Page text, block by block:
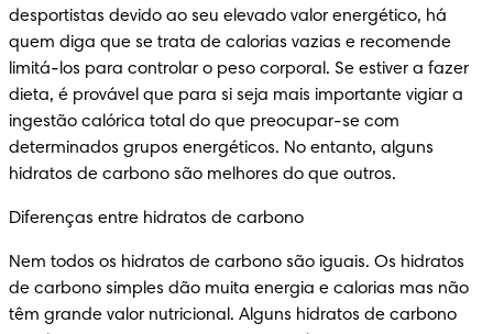
desportistas devido ao seu elevado valor energético, há
quem diga que se trata de calorias vazias e recomende
limitá-los para controlar o peso corporal. Se estiver a fazer
dieta, é provável que para si seja mais importante vigiar a
ingestão calórica total do que preocupar-se com
determinados grupos energéticos. No entanto, alguns
hidratos de carbono são melhores do que outros.
Diferenças entre hidratos de carbono
Nem todos os hidratos de carbono são iguais. Os hidratos
de carbono simples dão muita energia e calorias mas não
têm grande valor nutricional. Alguns hidratos de carbono